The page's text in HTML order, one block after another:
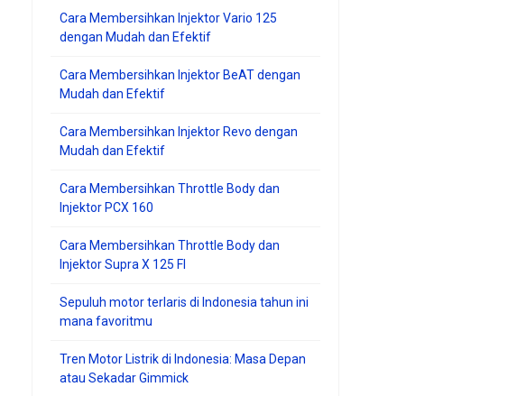
Cara Membersihkan Injektor Vario 125
dengan Mudah dan Efektif
Cara Membersihkan Injektor BeAT dengan
Mudah dan Efektif
Cara Membersihkan Injektor Revo dengan
Mudah dan Efektif
Cara Membersihkan Throttle Body dan
Injektor PCX 160
Cara Membersihkan Throttle Body dan
Injektor Supra X 125 FI
Sepuluh motor terlaris di Indonesia tahun ini
mana favoritmu
Tren Motor Listrik di Indonesia: Masa Depan
atau Sekadar Gimmick